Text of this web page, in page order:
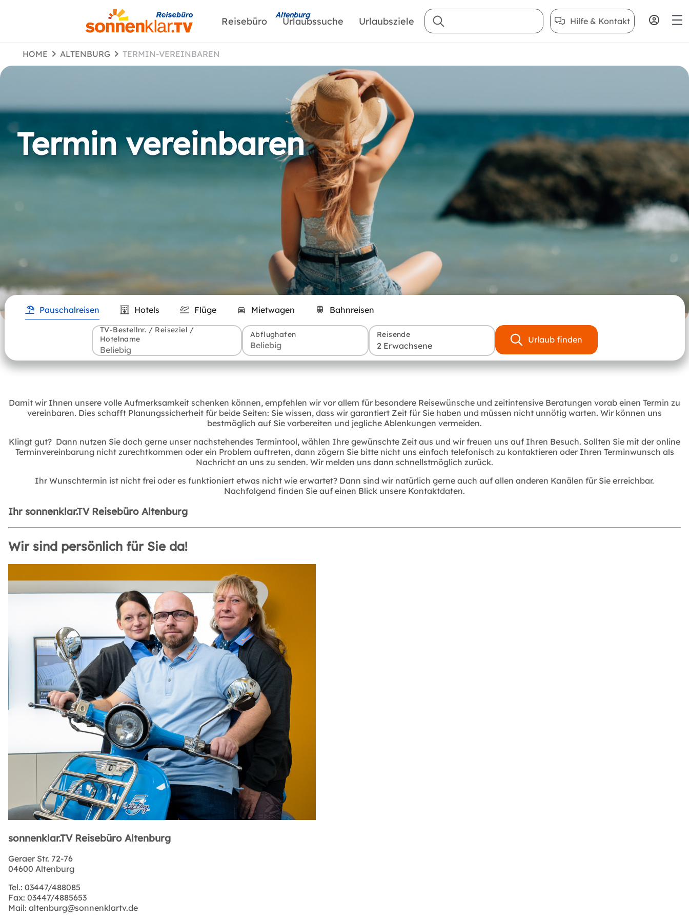
Altenburg
Reisebüro Urlaubssuche Urlaubsziele Hilfe & Kontakt
HOME ALTENBURG TERMIN-VEREINBAREN
Termin vereinbaren
Pauschalreisen Hotels Flüge Mietwagen Bahnreisen
TV-Bestellnr. / Reiseziel /
Hotelname
Abflughafen Reisende
2 Erwachsene
Urlaub finden
Damit wir Ihnen unsere volle Aufmerksamkeit schenken können, empfehlen wir vor allem für besondere Reisewünsche und zeitintensive Beratungen vorab einen Termin zu
vereinbaren. Dies schafft Planungssicherheit für beide Seiten: Sie wissen, dass wir garantiert Zeit für Sie haben und müssen nicht unnötig warten. Wir können uns
bestmöglich auf Sie vorbereiten und jegliche Ablenkungen vermeiden.
Klingt gut? Dann nutzen Sie doch gerne unser nachstehendes Termintool, wählen Ihre gewünschte Zeit aus und wir freuen uns auf Ihren Besuch. Sollten Sie mit der online
Terminvereinbarung nicht zurechtkommen oder ein Problem auftreten, dann zögern Sie bitte nicht uns einfach telefonisch zu kontaktieren oder Ihren Terminwunsch als
Nachricht an uns zu senden. Wir melden uns dann schnellstmöglich zurück.
Ihr Wunschtermin ist nicht frei oder es funktioniert etwas nicht wie erwartet? Dann sind wir natürlich gerne auch auf allen anderen Kanälen für Sie erreichbar.
Nachfolgend finden Sie auf einen Blick unsere Kontaktdaten.
Ihr sonnenklar.TV Reisebüro Altenburg
Wir sind persönlich für Sie da!
sonnenklar.TV Reisebüro Altenburg
Geraer Str. 72-76
04600 Altenburg
Tel.: 03447/488085
Fax: 03447/4885653
Mail: altenburg@sonnenklartv.de